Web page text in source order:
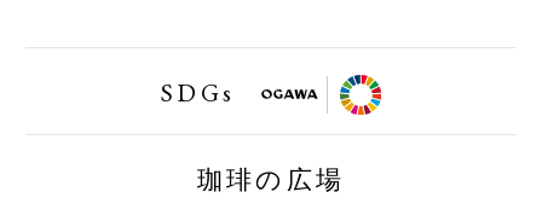
SDGs
FAIRTRAID
珈琲の広場